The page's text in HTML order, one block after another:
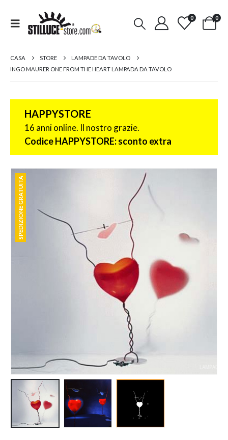
0 0
CASA STORE
LAMPADE DA TAVOLO
INGO MAURER ONE FROM THE HEART LAMPADA DA TAVOLO
HAPPYSTORE
16 anni online. Il nostro grazie.
Codice HAPPYSTORE: sconto extra
SPEDIZIONE GRATUITA
SPEDIZIONE GRATUITA